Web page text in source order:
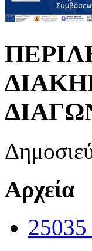
Αρχεία